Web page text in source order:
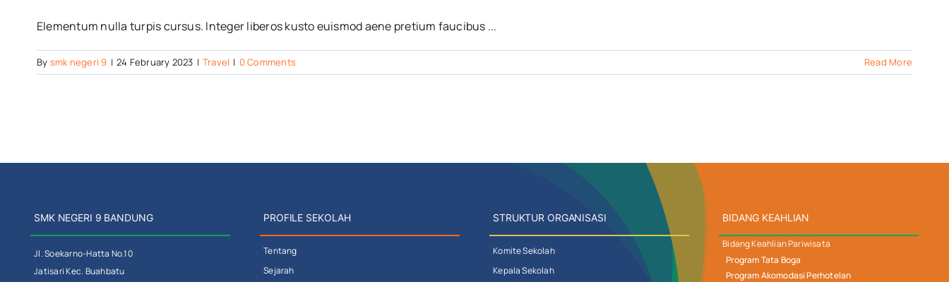
Elementum nulla turpis cursus. Integer liberos kusto euismod aene pretium faucibus ...
By smk negeri 9 | 24 February 2023 | Travel | 0 Comments Read More
SMK NEGERI 9 BANDUNG
Jl. Soekarno-Hatta No.10
Jatisari Kec. Buahbatu
PROFILE SEKOLAH
Tentang
Sejarah
STRUKTUR ORGANISASI
Komite Sekolah
Kepala Sekolah
BIDANG KEAHLIAN
Bidang Keahlian Pariwisata
Program Tata Boga
Program Akomodasi Perhotelan